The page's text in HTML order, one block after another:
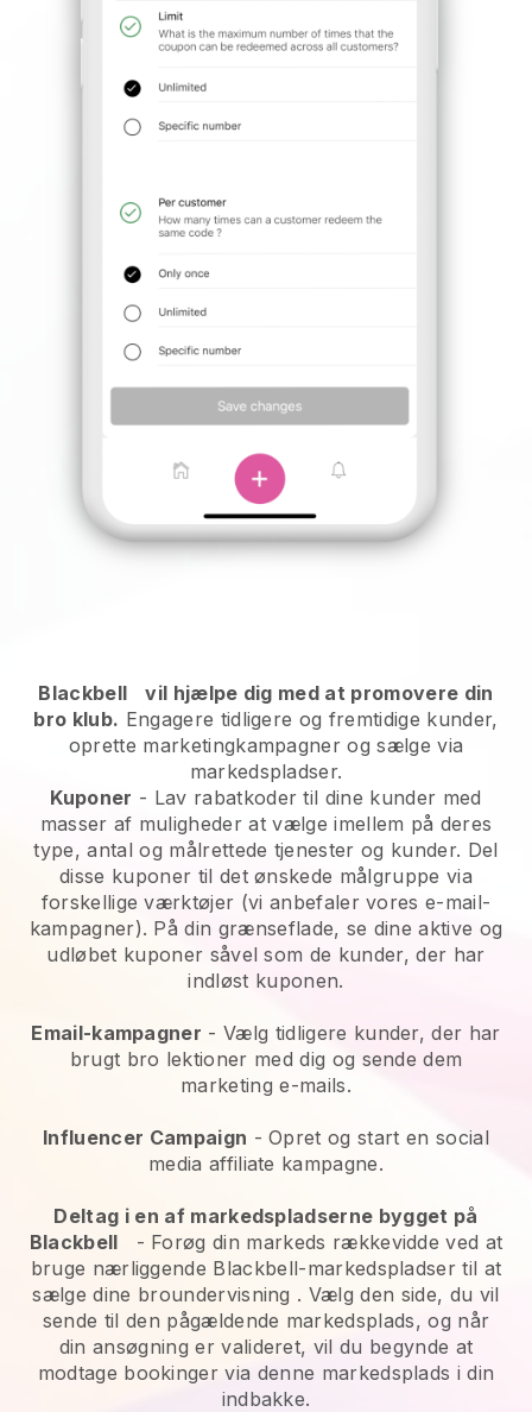
Blackbell
vil hjælpe dig med at promovere din
bro klub. Engagere tidligere og fremtidige kunder,
oprette marketingkampagner og sælge via
markedspladser.
Kuponer - Lav rabatkoder til dine kunder med
masser af muligheder at vælge imellem på deres
type, antal og målrettede tjenester og kunder. Del
disse kuponer til det ønskede målgruppe via
forskellige værktøjer (vi anbefaler vores e-mail-
kampagner). På din grænseflade, se dine aktive og
udløbet kuponer såvel som de kunder, der har
indløst kuponen.
Email-kampagner -Vælg tidligere kunder, der har
brugt bro lektioner med dig og sende dem
marketing e-mails.
Influencer Campaign - Opret og start en social
media affiliate kampagne.
Deltag i en af markedspladserne bygget på
Blackbell
- Forøg din markeds rækkevidde ved at
bruge nærliggende Blackbell-markedspladser til at
sælge dine broundervisning . Vælg den side, du vil
sende til den pågældende markedsplads, og når
din ansøgning er valideret, vil du begynde at
modtage bookinger via denne markedsplads i din
indbakke.